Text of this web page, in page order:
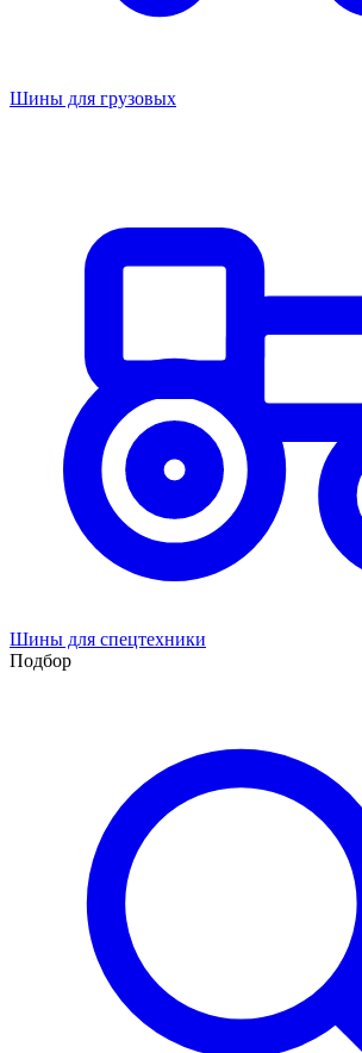
Шины для грузовых
Шины для спецтехники
Подбор